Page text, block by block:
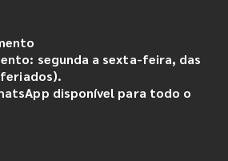
segunda a sexta-feira, das
disponível para todo o